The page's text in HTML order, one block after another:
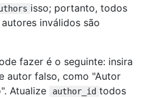
isso; portanto, todos
inválidos são
fazer é o seguinte: insira
autor falso, como "Autor
Atualize
author_id todos